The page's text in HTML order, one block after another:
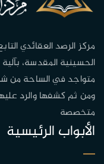
مركز الرصد العقائدي
الحسينية المقدسة،
متواجد في الساحة من
ومن ثم كشفها والرد
متخصصة
الأبواب الرئيسية